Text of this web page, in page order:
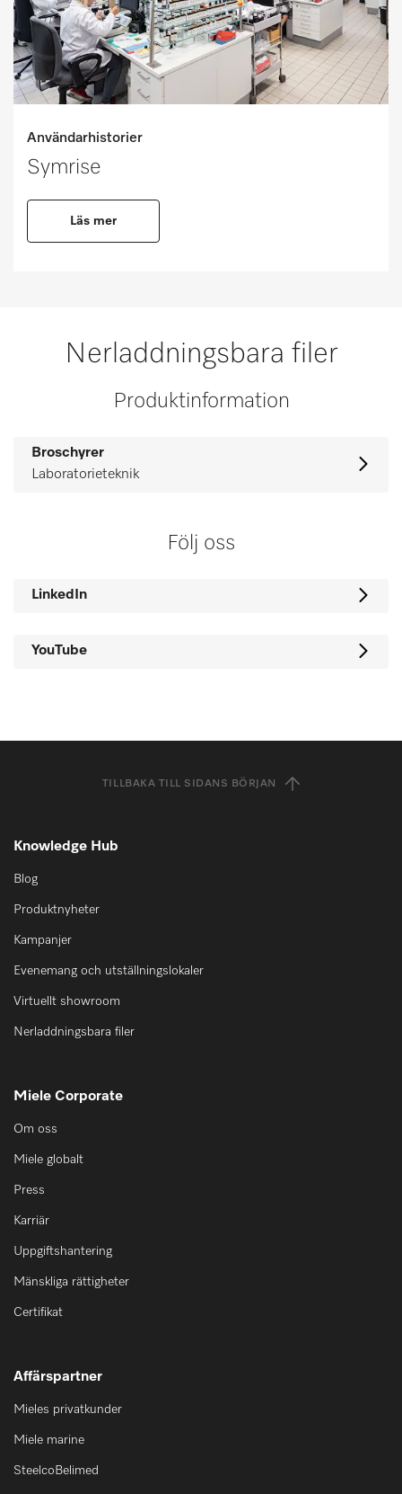
Användarhistorier
Symrise
Läs mer
Nerladdningsbara filer
Produktinformation
Broschyrer
Laboratorieteknik
Följ oss
LinkedIn
YouTube
TILLBAKA TILL SIDANS BÖRJAN
Knowledge Hub
Blog
Produktnyheter
Kampanjer
Evenemang och utställningslokaler
Virtuellt showroom
Nerladdningsbara filer
Miele Corporate
Om oss
Miele globalt
Press
Karriär
Uppgiftshantering
Mänskliga rättigheter
Certifikat
Affärspartner
Mieles privatkunder
Miele marine
SteelcoBelimed